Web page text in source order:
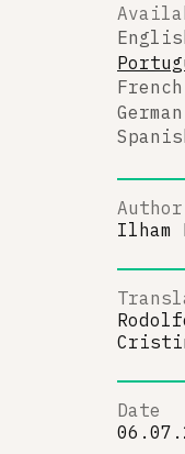
French
German
Author
Ilham
Date